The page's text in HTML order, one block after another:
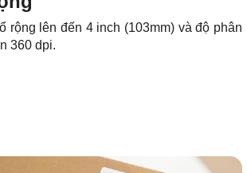
rộng lên đến 4 inch (103mm) và độ phân
360 dpi.